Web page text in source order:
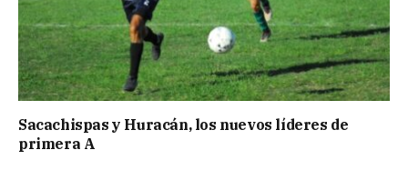
Sacachispas y Huracán, los nuevos líderes de
primera A